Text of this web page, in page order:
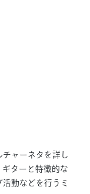
チャーネタを詳し
ターと特徴的な
動などを行うミ